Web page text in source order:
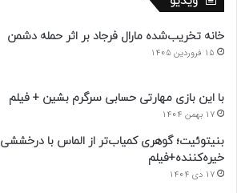
خانه تخریب‌شده مارال فرجاد بر اثر حمله دشمن
15 فروردین 1405
با این بازی مهارتی حسابی سرگرم بشین + فیلم
17 بهمن 1404
بنیتوئیت؛ گوهری کمیاب‌تر از الماس با درخششی
خیره‌کننده+فیلم
17 دی 1404